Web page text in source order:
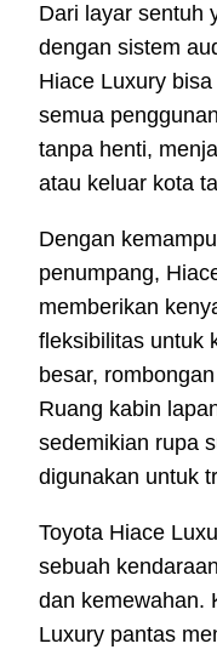
Dari layar sentuh
dengan sistem
Hiace Luxury
semua
tanpa henti,
atau keluar kota
Dengan
penumpang,
memberikan
fleksibilitas untuk
besar,
Ruang kabin
sedemikian rupa
digunakan untuk
Toyota Hiace
sebuah
dan kemewahan.
Luxury pantas